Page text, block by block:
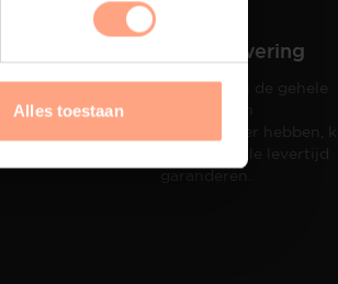
Alles toestaan
tot
Snelle levering
Doordat wij de gehele
eigen beheer hebben,
wij een snelle levertijd